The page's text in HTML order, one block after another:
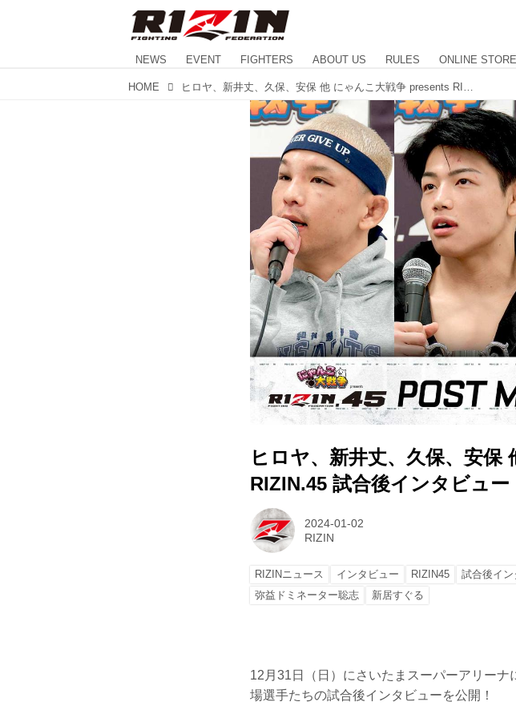
NEWS EVENT FIGHTERS ABOUT US RULES ONLINE STORE
HOME
ヒロヤ、新井丈、久保、安
RIZIN.45 試合後インタビュ
2024-01-02
RIZIN
RIZINニュース インタビュー RIZIN45 試合後イン
弥益ドミネーター聡志
新居すぐる
12月31日（日）にさいたまスーパーアリー
場選手たちの試合後インタビューを公開！